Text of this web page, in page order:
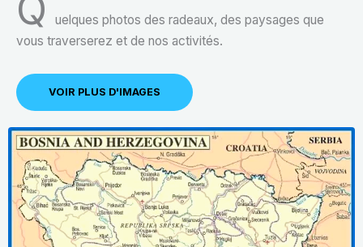
uelques photos des radeaux, des paysages que
vous traverserez et de nos activités.
VOIR PLUS D'IMAGES